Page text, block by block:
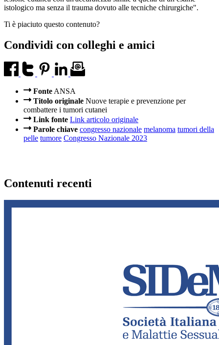
istologico ma senza il trauma dovuto alle tecniche chirurgiche".
Ti è piaciuto questo contenuto?
Condividi con colleghi e amici
Fonte ANSA
Titolo originale Nuove terapie e prevenzione per
combattere i tumori cutanei
Link fonte Link articolo originale
Parole chiave congresso nazionale melanoma tumori della
pelle tumore Congresso Nazionale 2023
Contenuti recenti